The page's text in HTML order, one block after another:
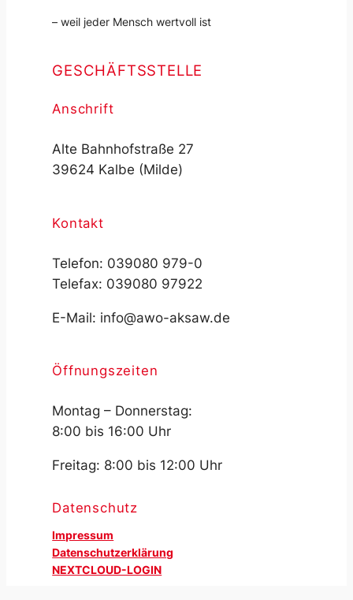
– weil jeder Mensch wertvoll ist
GESCHÄFTSSTELLE
Anschrift
Alte Bahnhofstraße 27
39624 Kalbe (Milde)
Kontakt
Telefon: 039080 979-0
Telefax: 039080 97922
E-Mail: info@awo-aksaw.de
Öffnungszeiten
Montag – Donnerstag:
8:00 bis 16:00 Uhr
Freitag: 8:00 bis 12:00 Uhr
Datenschutz
Impressum
Datenschutzerklärung
NEXTCLOUD-LOGIN